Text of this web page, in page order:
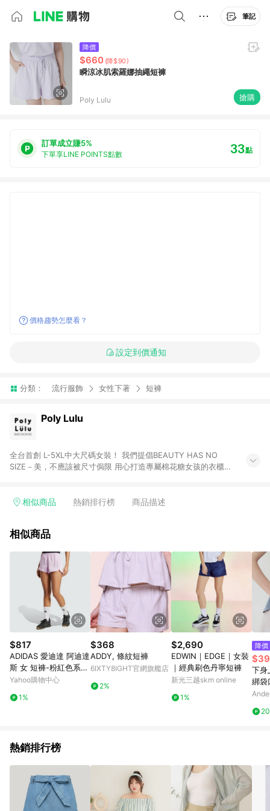
筆記
降價
$660 (降$90)
瞬涼冰肌索羅娜抽繩短褲
Poly Lulu 搶購
訂單成立賺5%
下單享LINE POINTS點數 33點
價格趨勢怎麼看？
設定到價通知
分類： 流行服飾 女性下著 短褲
Poly Lulu
全台首創 L-5XL中大尺碼女裝！ 我們提倡BEAUTY HAS NO
SIZE－美，不應該被尺寸侷限 用心打造專屬棉花糖女孩的衣櫃
求！ 邀請熱愛穿搭、追求生活美感的妳～快來逛逛吧！
相似商品 熱銷排行榜 商品描述
相似商品
$817
ADIDAS 愛迪達 阿迪達
斯 女 短褲-粉紅色系-P
ACER WVN HIGH-JD
Yahoo購物中心
1%
$368
ADDY, 條紋短褲
6IXTY8IGHT官網旗艦店
2%
$2,690
EDWIN｜EDGE｜女裝
｜經典刷色丹寧短褲
新光三越skm online
1%
降價
下身
綁袋
霧紫)
熱銷排行榜